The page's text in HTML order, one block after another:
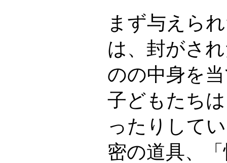
まず与えら
は、封がさ
のの中身を
子どもたち
ったりして
密の道具、